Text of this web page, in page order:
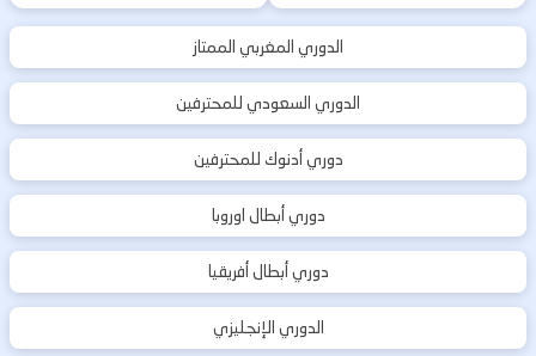
الدوري المغربي الممتاز
الدوري السعودي للمحترفين
دوري أدنوك للمحترفين
دوري أبطال اوروبا
دوري أبطال أفريقيا
الدوري الإنجليزي